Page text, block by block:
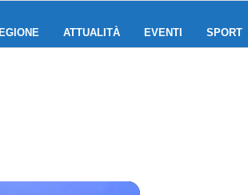
ATTUALITÀ EVENTI SPORT